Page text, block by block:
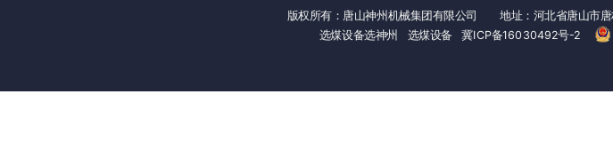
版权所有： 唐山神州机械集团有限公司 地址：河北省唐山市
选煤设备选神州 选煤设备 冀ICP备16030492号-2